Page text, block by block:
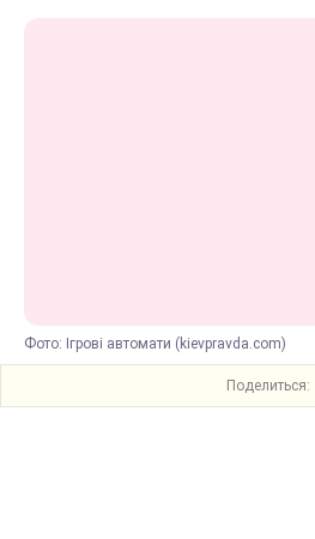
Фото: Ігрові автомати (kievpravda.com)
Поделиться: